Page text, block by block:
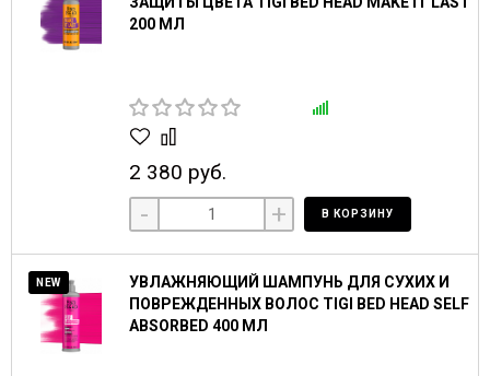
200 МЛ
2 380 руб.
- + В КОРЗИНУ
NEW
УВЛАЖНЯЮЩИЙ ШАМПУНЬ ДЛЯ СУХИХ И
ПОВРЕЖДЕННЫХ ВОЛОС TIGI BED HEAD SELF
ABSORBED 400 МЛ